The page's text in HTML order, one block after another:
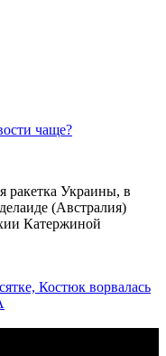
чаще?
ракетка Украины, в
(Австралия)
Катержиной
Костюк ворвалась